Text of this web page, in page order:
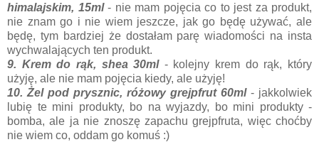
himalajskim, 15ml - nie mam pojęcia co to jest za produkt,
nie znam go i nie wiem jeszcze, jak go będę używać, ale
będę, tym bardziej że dostałam parę wiadomości na insta
wychwalających ten produkt.
9. Krem do rąk, shea 30ml - kolejny krem do rąk, który
użyję, ale nie mam pojęcia kiedy, ale użyję!
10. Żel pod prysznic, różowy grejpfrut 60ml - jakkolwiek
lubię te mini produkty, bo na wyjazdy, bo mini produkty -
bomba, ale ja nie znoszę zapachu grejpfruta, więc choćby
nie wiem co, oddam go komuś :)